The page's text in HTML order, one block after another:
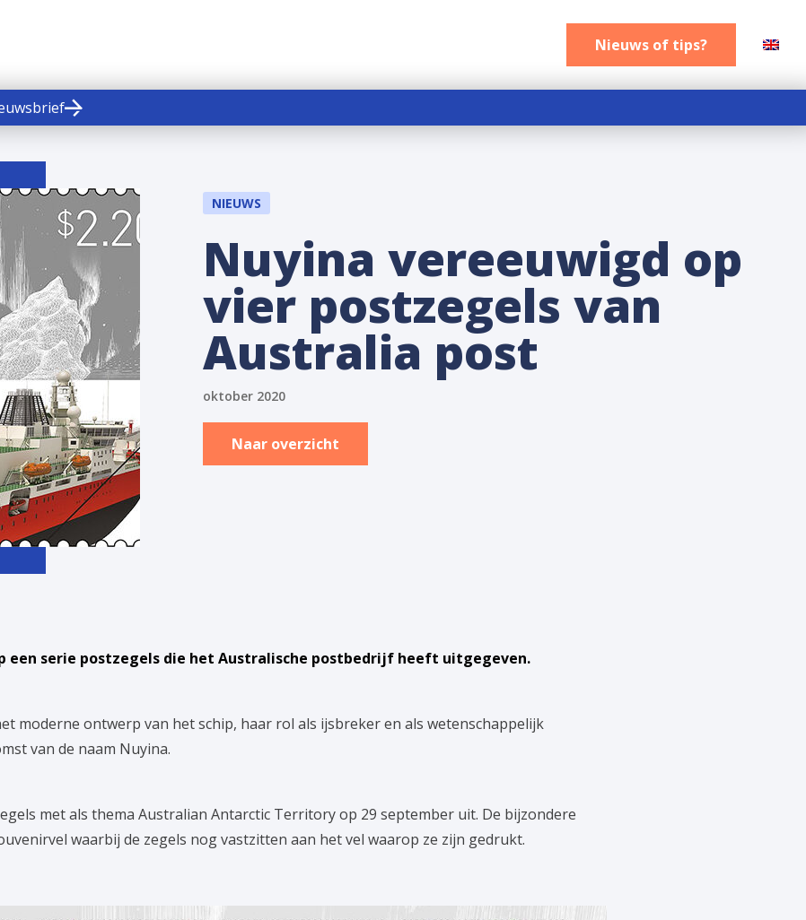
Nieuws of tips?
Nieuws of tips
NIEUWS
Nuyina vereeuwigd op
vier postzegels van
Australia post
oktober 2020
Naar overzicht
een serie postzegels die het Australische postbedrijf heeft uitgegeven.
moderne ontwerp van het schip, haar rol als ijsbreker en als wetenschappelijk
van de naam Nuyina.
met als thema Australian Antarctic Territory op 29 september uit. De bijzondere
waarbij de zegels nog vastzitten aan het vel waarop ze zijn gedrukt.